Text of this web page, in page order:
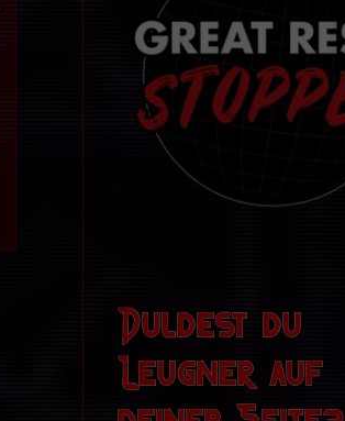
Duldest du
Leugner auf